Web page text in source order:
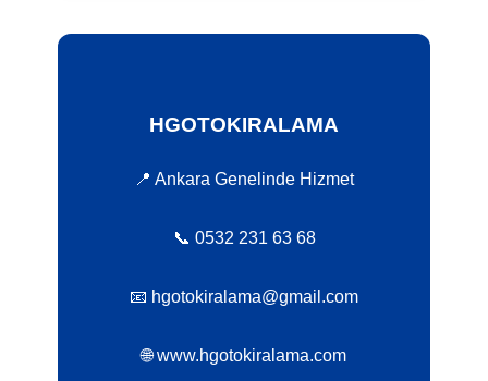
HGOTOKIRALAMA
📍 Ankara Genelinde Hizmet
📞 0532 231 63 68
📧 hgotokiralama@gmail.com
🌐 www.hgotokiralama.com